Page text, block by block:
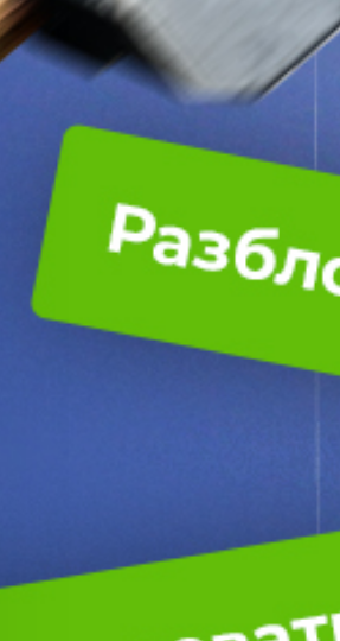
Всего товара в корзине
Сумма к оплате (без скидок)